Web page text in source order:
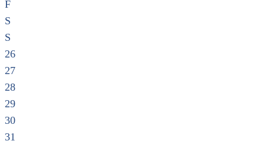
F
S
S
26
27
28
29
30
31